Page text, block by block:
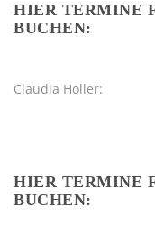
HIER TERMINE
BUCHEN:
Claudia Holler:
HIER TERMINE
BUCHEN: